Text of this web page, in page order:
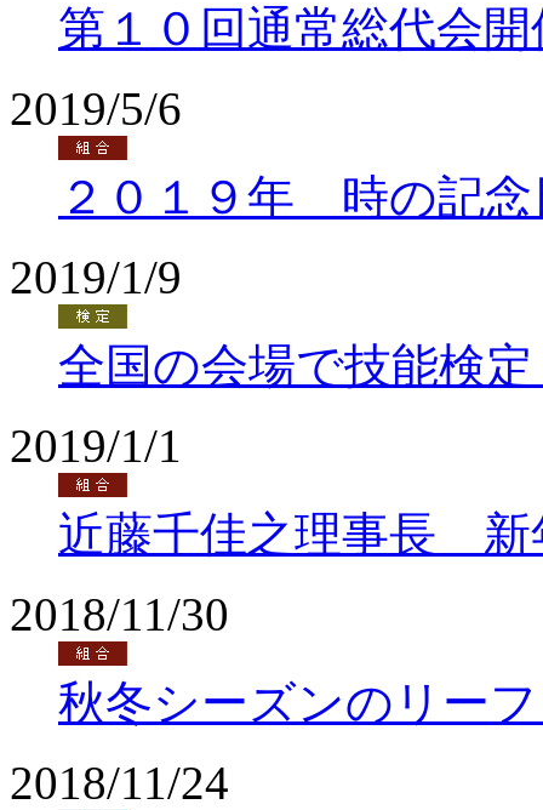
第１０回通常総代会開
2019/5/6
２０１９年 時の記
2019/1/9
全国の会場で技能検
2019/1/1
近藤千佳之理事長 新
2018/11/30
秋冬シーズンのリー
2018/11/24